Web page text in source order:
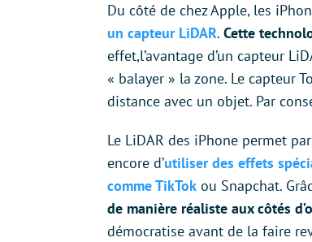
Du côté de chez Apple, les
un capteur LiDAR. Cette
effet,l’avantage d’un capteur
« balayer » la zone. Le capteur
distance avec un objet. Par
Le LiDAR des iPhone permet
encore d’utiliser des effets
comme TikTok ou Snapchat.
de manière réaliste aux côtés
démocratise avant de la faire